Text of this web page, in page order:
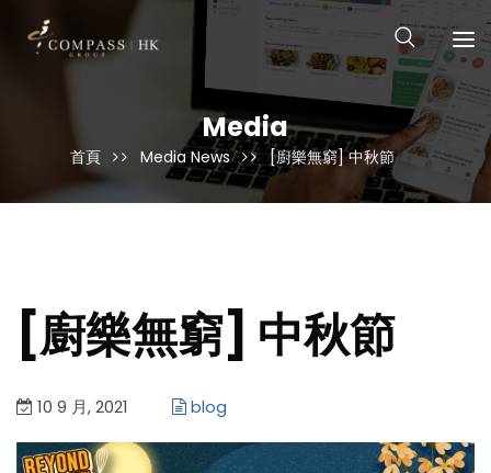
Media
首頁 Media News [廚樂無窮] 中秋節
[廚樂無窮] 中秋節
10 9 月, 2021 blog